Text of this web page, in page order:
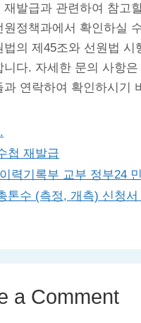
재발급과 관련하여 참고
원정책과에서 확인하실
법의 제45조와 선원법 시
니다. 자세한 문의 사항
과 연락하여 확인하시기
첩 재발급
력기록부 교부 정부24
톤수 (측정, 개측) 신청서
a Comment